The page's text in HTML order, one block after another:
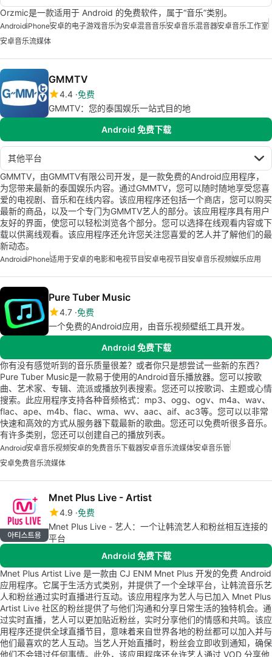
Orzmic是一款适用于 Android 的免费软件，属于“音乐”类别。
AndroidiPhone安卓的电子游戏音乐为安卓混音音乐安卓音乐混音器安卓音乐工作室
安卓音乐流媒体
GMMTV
4.4 免费
GMMTV：您的泰国娱乐一站式目的地
Android 免费下载
其他平台
GMMTV，由GMMTV有限公司开发，是一款免费的Android应用程序，
为您带来最新的泰国娱乐内容。通过GMMTV，您可以随时随地享受您喜
爱的电视剧、音乐和在线内容。该应用程序还包括一个商店，您可以购买
最新的商品，以及一个专门为GMMTV艺人的部分。该应用程序具有用户
友好的界面，使您可以轻松浏览各个部分。您可以选择在线观看内容或下
载以供离线观看。该应用程序还允许您关注您喜爱的艺人并了解他们的最
新动态。
AndroidiPhone适用于安卓的电影和电视节目 安卓电视节目 安卓音乐视频娱乐应用
Pure Tuber Music
4.7 免费
一个免费的Android应用，由音乐视频壁纸工具开发。
Android 免费下载
你有没有感觉听到的音乐质量很差？或者你只是想尝试一些新的东西？
Pure Tuber Music是一款易于使用的Android音乐播放器。您可以按歌
曲、艺术家、专辑、流派或播放列表搜索。您还可以按歌词、主题或心情
搜索。此应用程序支持各种音频格式：mp3、ogg、ogv、m4a、wav、
flac、ape、m4b、flac、wma、wv、aac、aif、ac3等。您可以以非常
快速和高效的方式从服务器下载最新的歌曲。您还可以免费听很多音乐。
有许多类别，您还可以创建自己的播放列表。
Android安卓音乐视频安卓的免费音乐下载器安卓音乐流媒体安卓音乐管
安卓免费音乐流媒体
Mnet Plus Live - Artist
4.9 免费
Mnet Plus Live - 艺人：一个让韩流艺人和粉丝相互连接的
平台
Android 免费下载
Mnet Plus Artist Live 是一款由 CJ ENM Mnet Plus 开发的免费 Android
应用程序。它属于生活方式类别，并提供了一个全球平台，让韩流音乐艺
人和粉丝通过实时直播进行互动。该应用程序为艺人与已加入 Mnet Plus
Artist Live 社区的粉丝提供了与他们沟通和分享日常生活的独特机会。通
过实时直播，艺人可以更加贴近粉丝，实时分享他们的情感和共鸣。该应
用程序还提供全球直播节目，意味着来自世界各地的粉丝都可以加入并与
他们最喜欢的艺人互动。当艺人开始直播时，粉丝会立即收到通知，确保
他们不会错过任何事情。此外，该应用程序还允许艺人通过 VOD 分享他